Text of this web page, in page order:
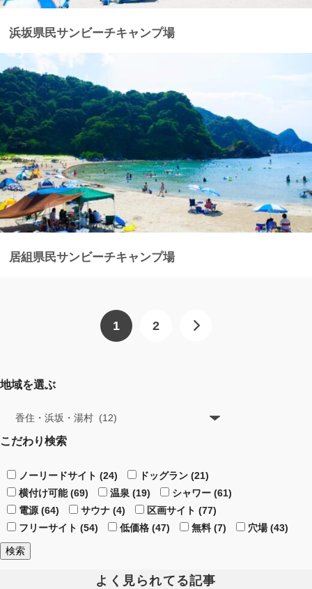
浜坂県民サンビーチキャンプ場
居組県民サンビーチキャンプ場
1 2
地域を選ぶ
こだわり検索
ノーリードサイト (24)
ドッグラン (21)
横付け可能 (69)
温泉 (19)
シャワー (61)
電源 (64)
サウナ (4)
区画サイト (77)
フリーサイト (54)
低価格 (47) 無料 (7) 穴場 (43)
よく見られてる記事